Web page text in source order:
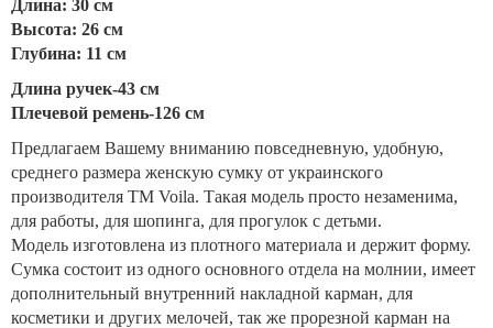
Длина: 30 см
Высота: 26 см
Глубина: 11 см
Длина ручек-43 см
Плечевой ремень-126 см
Предлагаем Вашему вниманию повседневную, удобную,
среднего размера женскую сумку от украинского
производителя TM Voila. Такая модель просто незаменима,
для работы, для шопинга, для прогулок с детьми.
Модель изготовлена из плотного материала и держит форму.
Сумка состоит из одного основного отдела на молнии, имеет
дополнительный внутренний накладной карман, для
косметики и других мелочей, так же прорезной карман на